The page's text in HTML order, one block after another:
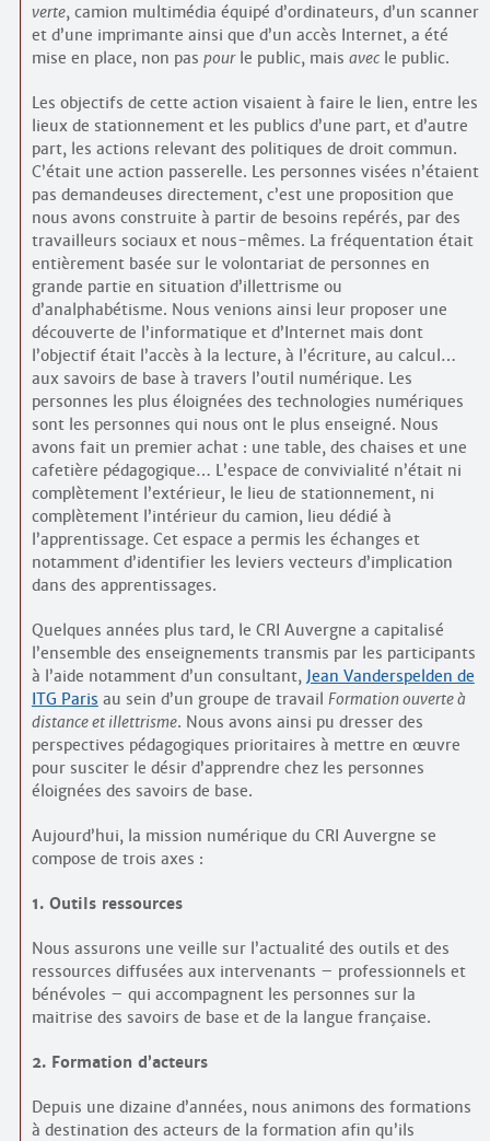
verte, camion multimédia équipé d’ordinateurs, d’un scanner
et d’une imprimante ainsi que d’un accès Internet, a été
mise en place, non pas pourle public, mais avecle public.
Les objectifs de cette action visaient à faire le lien, entre les
lieux de stationnement et les publics d’une part, et d’autre
part, les actions relevant des politiques de droit commun.
C’était une action passerelle. Les personnes visées n’étaient
pas demandeuses directement, c’est une proposition que
nous avons construite à partir de besoins repérés, par des
travailleurs sociaux et nous-mêmes. La fréquentation était
entièrement basée sur le volontariat de personnes en
grande partie en situation d’illettrisme ou
d’analphabétisme. Nous venions ainsi leur proposer une
découverte de l’informatique et d’Internet mais dont
l’objectif était l’accès à la lecture, à l’écriture, au calcul…
aux savoirs de base à travers l’outil numérique. Les
personnes les plus éloignées des technologies numériques
sont les personnes qui nous ont le plus enseigné. Nous
avons fait un premier achat : une table, des chaises et une
cafetière pédagogique… L’espace de convivialité n’était ni
complètement l’extérieur, le lieu de stationnement, ni
complètement l’intérieur du camion, lieu dédié à
l’apprentissage. Cet espace a permis les échanges et
notamment d’identifier les leviers vecteurs d’implication
dans des apprentissages.
Quelques années plus tard, le CRI Auvergne a capitalisé
l’ensemble des enseignements transmis par les participants
à l’aide notamment d’un consultant, Jean Vanderspelden de
ITG Paris au sein d’un groupe de travail Formation ouverte à
distance et illettrisme. Nous avons ainsi pu dresser des
perspectives pédagogiques prioritaires à mettre en œuvre
pour susciter le désir d’apprendre chez les personnes
éloignées des savoirs de base.
Aujourd’hui, la mission numérique du CRI Auvergne se
compose de trois axes :
1. Outils ressources
Nous assurons une veille sur l’actualité des outils et des
ressources diffusées aux intervenants – professionnels et
bénévoles – qui accompagnent les personnes sur la
maitrise des savoirs de base et de la langue française.
2. Formation d’acteurs
Depuis une dizaine d’années, nous animons des formations
à destination des acteurs de la formation afin qu’ils